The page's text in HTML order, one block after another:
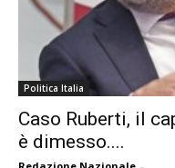
Politica Italia
Caso Ruberti, il
è dimesso....